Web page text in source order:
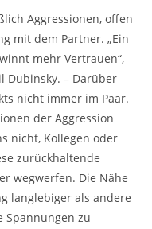
Aggressionen, offen
mit dem Partner. „Ein
mehr Vertrauen“,
Dubinsky. – Darüber
nicht immer im Paar.
der Aggression
nicht, Kollegen oder
zurückhaltende
wegwerfen. Die Nähe
langlebiger als andere
Spannungen zu